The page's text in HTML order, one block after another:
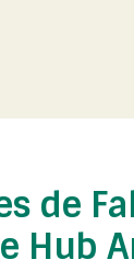
de
Hub